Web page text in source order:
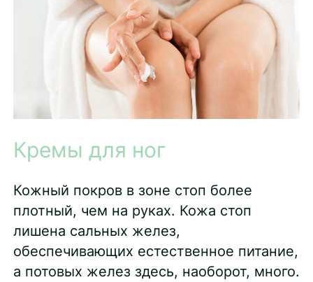
Кремы для ног
Кожный покров в зоне стоп более
плотный, чем на руках. Кожа стоп
лишена сальных желез,
обеспечивающих естественное питание,
а потовых желез здесь, наоборот, много.